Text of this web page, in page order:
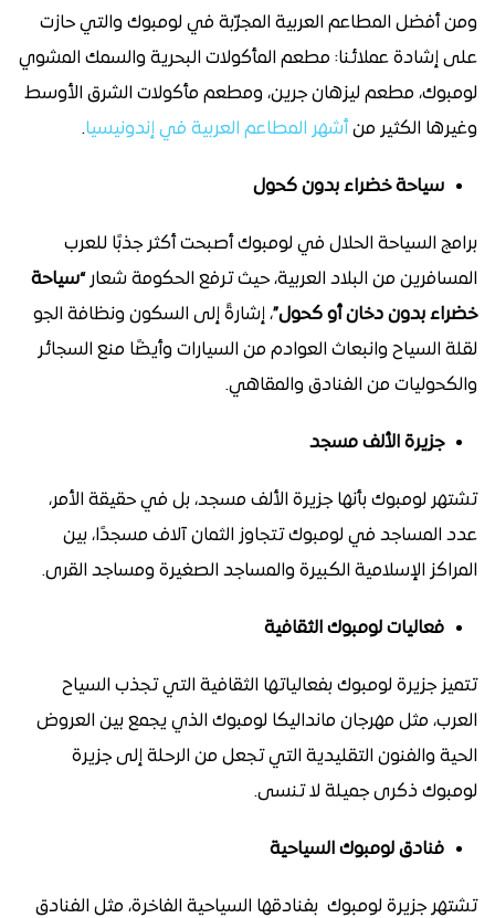
ومن أفضل المطاعم العربية المجرّبة في لومبوك والتي حازت
على إشادة عملائنا: مطعم المأكولات البحرية والسمك المشوي
لومبوك، مطعم ليزهان جرين، ومطعم مأكولات الشرق الأوسط
وغيرها الكثير من أشهر المطاعم العربية في إندونيسيا.
سياحة خضراء بدون كحول
برامج السياحة الحلال في لومبوك أصبحت أكثر جذبًا للعرب
المسافرين من البلاد العربية، حيث ترفع الحكومة شعار“سياحة
خضراء بدون دخان أو كحول”، إشارةً إلى السكون ونظافة الجو
لقلة السياح وانبعاث العوادم من السيارات وأيضًا منع السجائر
والكحوليات من الفنادق والمقاهي.
جزيرة الألف مسجد
تشتهر لومبوك بأنها جزيرة الألف مسجد، بل في حقيقة الأمر،
عدد المساجد في لومبوك تتجاوز الثمان آلاف مسجدًا، بين
المراكز الإسلامية الكبيرة والمساجد الصغيرة ومساجد القرى.
فعاليات لومبوك الثقافية
تتميز جزيرة لومبوك بفعالياتها الثقافية التي تجذب السياح
العرب، مثل مهرجان مانداليكا لومبوك الذي يجمع بين العروض
الحية والفنون التقليدية التي تجعل من الرحلة إلى جزيرة
لومبوك ذكرى جميلة لا تنسى.
فنادق لومبوك السياحية
تشتهر جزيرة لومبوك بفنادقها السياحية الفاخرة، مثل الفنادق